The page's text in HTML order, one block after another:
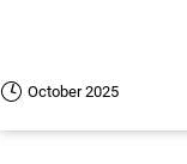
October 2025